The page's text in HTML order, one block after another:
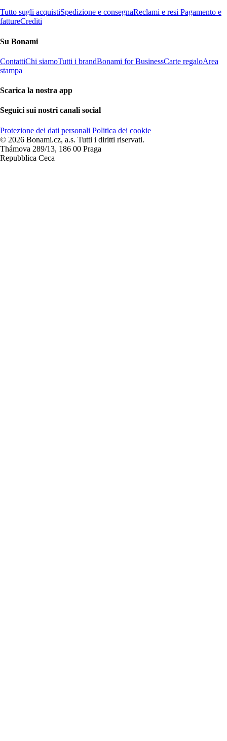
Tutto sugli acquistiSpedizione e consegnaReclami e resi Pagamento e
fattureCrediti
Su Bonami
ContattiChi siamoTutti i brandBonami for BusinessCarte regaloArea
stampa
Scarica la nostra app
Seguici sui nostri canali social
Protezione dei dati personali Politica dei cookie
© 2026 Bonami.cz, a.s. Tutti i diritti riservati.
Thámova 289/13, 186 00 Praga
Repubblica Ceca